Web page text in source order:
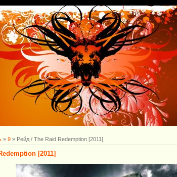
» 9 » Рейд / The Raid Redemption [2011]
[2011]